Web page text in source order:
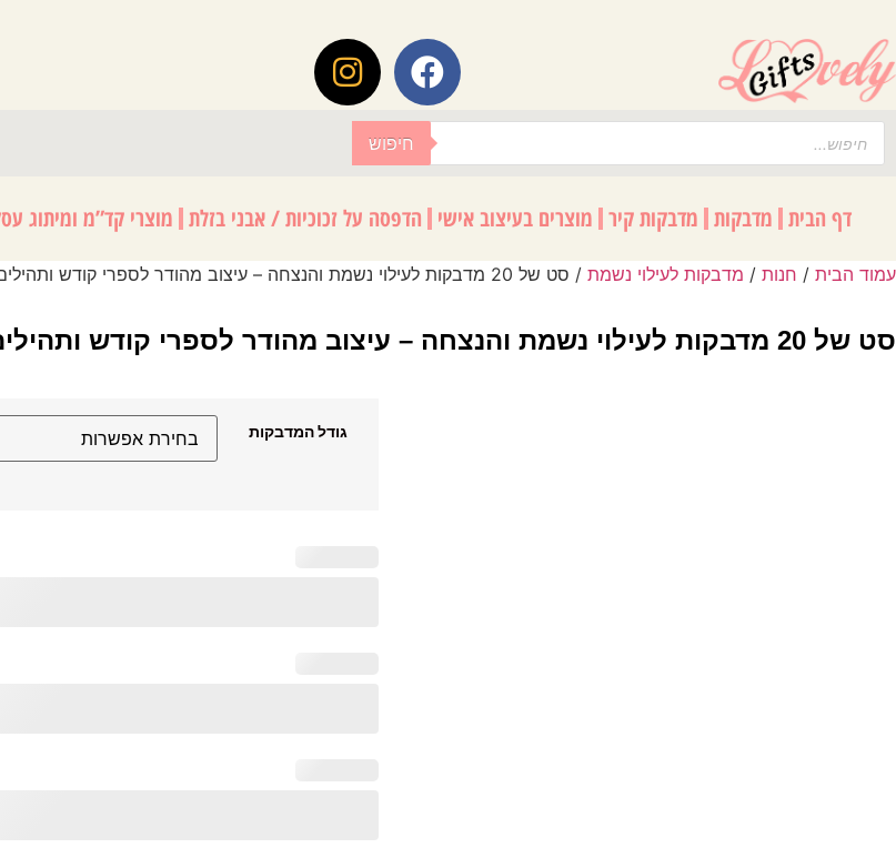
חיפוש
דף הבית מדבקות מדבקות קיר מוצרים בעיצוב אישי הדפסה על זכוכיות / אבני בזלת מוצרי קד”מ ומיתוג
עמוד הבית / חנות / מדבקות לעילוי נשמת / סט של 20 מדבקות לעילוי נשמת והנצחה – עיצוב מהודר לספרי קודש ותהילים
סט של 20 מדבקות לעילוי נשמת והנצחה – עיצוב מהודר לספרי קודש ותהילים
גודל המדבקות